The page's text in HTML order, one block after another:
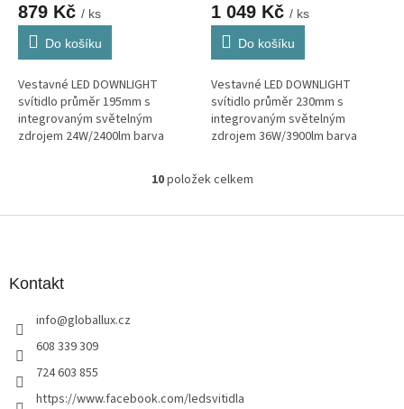
879 Kč / ks
Do košíku
Vestavné LED DOWNLIGHT
svítidlo průměr 195mm s
integrovaným světelným
zdrojem 24W/2400lm barva
1 049 Kč / ks
Do košíku
Vestavné LED DOWNLIGHT
svítidlo průměr 230mm s
integrovaným světelným
zdrojem 36W/3900lm barva
interier IP20
O
l
y
10položek celkem
Kontakt
info@globallux.cz
608 339 309
724 603 855
https://www.facebook.com/ledsvitidla